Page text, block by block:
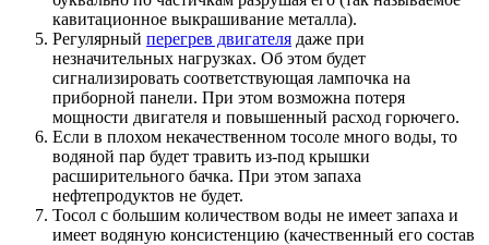
кавитационное выкрашивание металла).
Регулярный перегрев двигателя даже при
незначительных нагрузках. Об этом будет
сигнализировать соответствующая лампочка на
приборной панели. При этом возможна потеря
мощности двигателя и повышенный расход горючего.
Если в плохом некачественном тосоле много воды, то
водяной пар будет травить из-под крышки
расширительного бачка. При этом запаха
нефтепродуктов не будет.
Тосол с большим количеством воды не имеет запаха и
имеет водяную консистенцию (качественный его состав